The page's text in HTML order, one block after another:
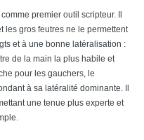
premier outil scripteur. Il
les gros feutres ne le permettent
et à une bonne latéralisation :
de la main la plus habile et
pour les gauchers, le
à sa latéralité dominante. Il
une tenue plus experte et